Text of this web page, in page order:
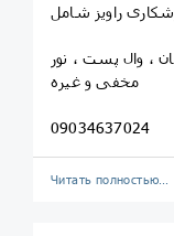
راویز شامل
، وال پست ، نور
مخفی و غیره
09034637024
Читать полностью…